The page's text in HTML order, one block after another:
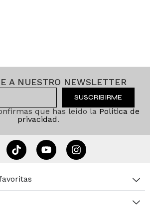
A NUESTRO NEWSLETTER
SUSCRIBIRME
que has leído la Política de
privacidad.